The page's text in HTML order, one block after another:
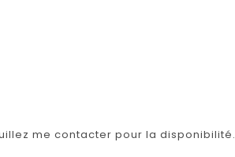
me contacter pour la disponibilité.